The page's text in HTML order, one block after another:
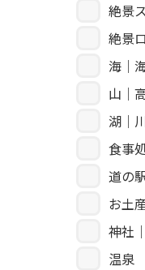
絶景
絶景
海｜
山｜
湖｜
食事
道の
お土
神社
温泉